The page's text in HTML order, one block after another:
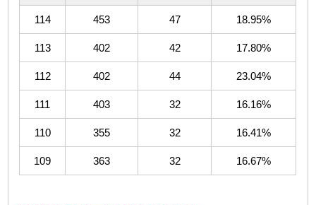
114 453 47 18.95%
113 402 42 17.80%
112 402 44 23.04%
111 403 32 16.16%
110 355 32 16.41%
109 363 32 16.67%